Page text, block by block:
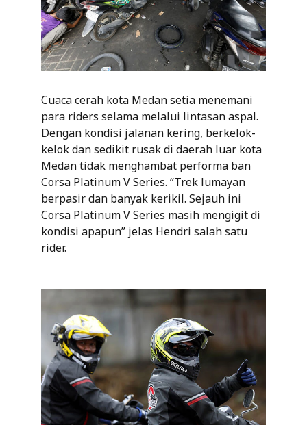
Cuaca cerah kota Medan setia menemani
para riders selama melalui lintasan aspal.
Dengan kondisi jalanan kering, berkelok-
kelok dan sedikit rusak di daerah luar kota
Medan tidak menghambat performa ban
Corsa Platinum V Series. “Trek lumayan
berpasir dan banyak kerikil. Sejauh ini
Corsa Platinum V Series masih mengigit di
kondisi apapun” jelas Hendri salah satu
rider.